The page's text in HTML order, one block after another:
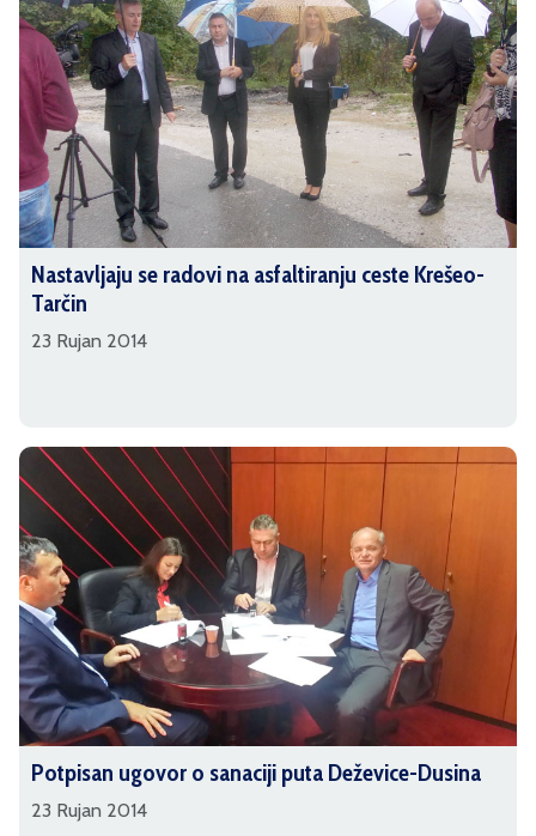
Nastavljaju se radovi na asfaltiranju ceste Krešeo-
Tarčin
23 Rujan 2014
Potpisan ugovor o sanaciji puta Deževice-Dusina
23 Rujan 2014